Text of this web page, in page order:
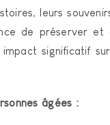
leurs
de préserver
significatif
âgées :